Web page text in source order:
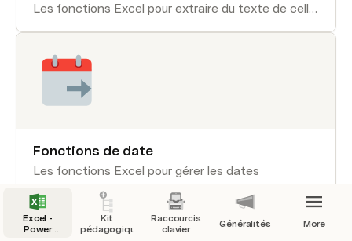
Les fonctions Excel pour extraire du texte de cellules
Fonctions de date
Les fonctions Excel pour gérer les dates
Excel -
Power
Kit
pédagogique
Raccourcis
clavier
Généralités More